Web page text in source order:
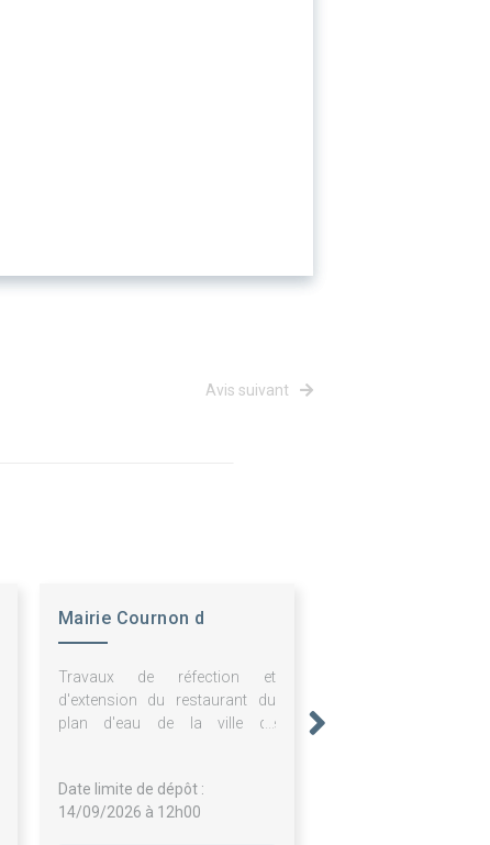
Avis suivant
Mairie Cournon d
Travaux de réfection et
d'extension du restaurant du
plan d'eau de la ville de
Date limite de dépôt :
14/09/2026 à 12h00